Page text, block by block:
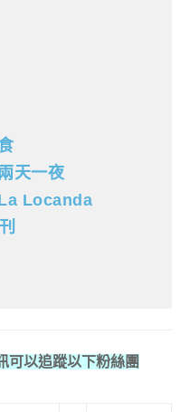
天一夜
La Locanda
可以追蹤以下粉絲團